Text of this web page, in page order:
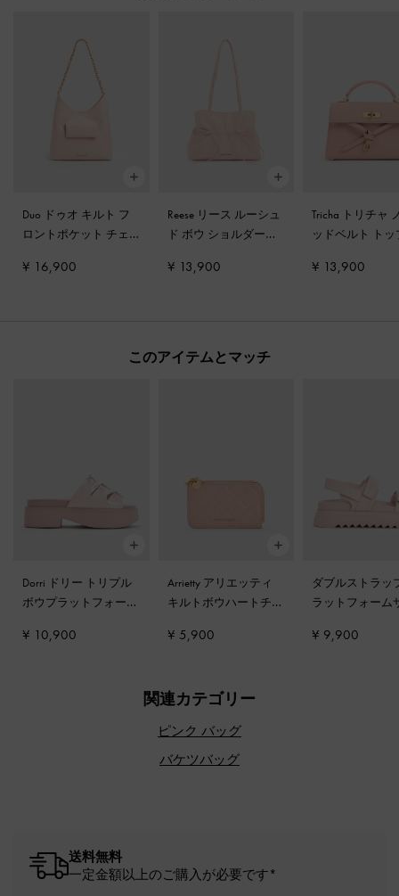
Duo ドゥオ キルト フ
ロントポケット チェ
ソフトピンク
¥ 16,900
Reese リース ルーシュ
ド ボウ ショルダーバ
¥ 13,900
Tricha トリチャ
ッドベルト トッ
¥ 13,900
このアイテムとマッチ
Dorri ドリー トリプル
ボウプラットフォーム
¥ 10,900
Arrietty アリエッティ
キルトボウハートチャ
ドウォレット
¥ 5,900
ダブルストラッ
ラットフォーム
¥ 9,900
関連カテゴリー
ピンク バッグ
バケツバッグ
送料無料
一定金額以上のご購入が必要です*